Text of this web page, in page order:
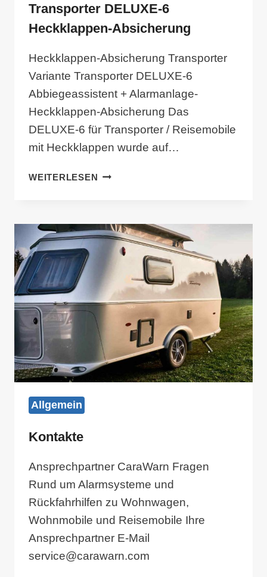
Transporter DELUXE-6
Heckklappen-Absicherung
Heckklappen-Absicherung Transporter
Variante Transporter DELUXE-6
Abbiegeassistent + Alarmanlage-
Heckklappen-Absicherung Das
DELUXE-6 für Transporter / Reisemobile
mit Heckklappen wurde auf…
WEITERLESEN TRANSPORTER
ABSICHERUNG
Allgemein
Kontakte
Ansprechpartner CaraWarn Fragen
Rund um Alarmsysteme und
Rückfahrhilfen zu Wohnwagen,
Wohnmobile und Reisemobile Ihre
Ansprechpartner E-Mail
service@carawarn.com